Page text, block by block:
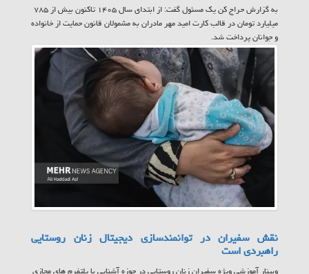
به گزارش حراج کن یک مسئول گفت: از ابتدای سال ۱۴۰۵ تاکنون بیش از ۷۸۵
میلیارد تومان در قالب کارت امید مهر مادران به مشمولان قانون حمایت از خانواده
و جوانان پرداخت شد.
نقش سفیران در توانمندسازی دیجیتال زنان روستایی
راهبردی است